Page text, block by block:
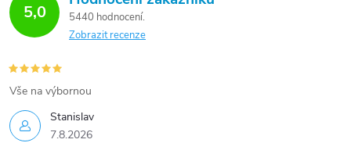
5,0
5440 hodnocení
Zobrazit recenze
Stanislav
7.8.2026
Vše na výbornou